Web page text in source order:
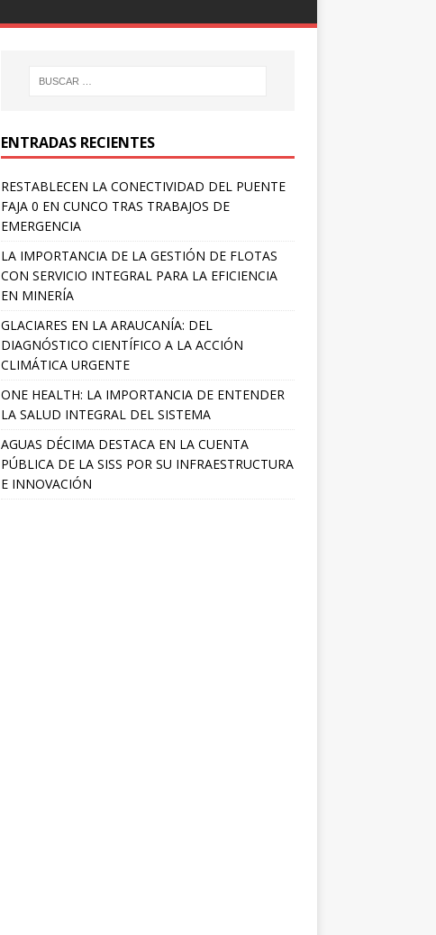
ENTRADAS RECIENTES
RESTABLECEN LA CONECTIVIDAD DEL PUENTE
FAJA 0 EN CUNCO TRAS TRABAJOS DE
EMERGENCIA
LA IMPORTANCIA DE LA GESTIÓN DE FLOTAS
CON SERVICIO INTEGRAL PARA LA EFICIENCIA
EN MINERÍA
GLACIARES EN LA ARAUCANÍA: DEL
DIAGNÓSTICO CIENTÍFICO A LA ACCIÓN
CLIMÁTICA URGENTE
ONE HEALTH: LA IMPORTANCIA DE ENTENDER
LA SALUD INTEGRAL DEL SISTEMA
AGUAS DÉCIMA DESTACA EN LA CUENTA
PÚBLICA DE LA SISS POR SU INFRAESTRUCTURA
E INNOVACIÓN